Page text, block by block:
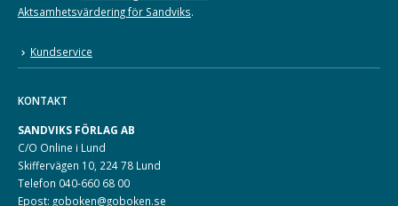
Aktsamhetsvärdering för Sandviks.
Kundservice
KONTAKT
SANDVIKS FÖRLAG AB
C/O Online i Lund
Skiffervägen 10, 224 78 Lund
Telefon 040-660 68 00
Epost: goboken@goboken.se